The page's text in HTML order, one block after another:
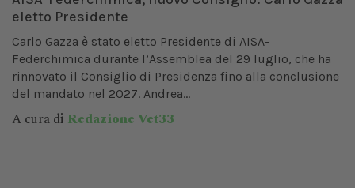
eletto Presidente
Carlo Gazza è stato eletto Presidente di AISA-
Federchimica durante l’Assemblea del 29 luglio, che ha
rinnovato il Consiglio di Presidenza fino alla conclusione
del mandato nel 2027. Andrea...
A cura di Redazione Vet33